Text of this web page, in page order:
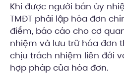
Khi được người bán ủy
TMĐT phải lập hóa đơn
điểm, báo cáo cho cơ
nhiệm và lưu trữ hóa đơn
chịu trách nhiệm liên đới
hợp pháp của hóa đơn.